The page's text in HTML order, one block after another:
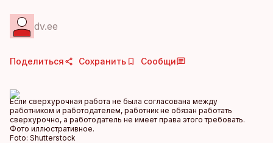
dv.ee
Поделиться Сохранить Сообщи
Если сверхурочная работа не была согласована между
работником и работодателем, работник не обязан работать
сверхурочно, а работодатель не имеет права этого требовать.
Фото иллюстративное.
Foto: Shutterstock